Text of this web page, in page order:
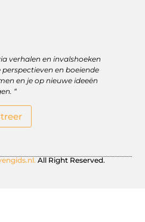
verhalen en invalshoeken
en boeiende
en je op nieuwe ideeën
“
All Right Reserved.